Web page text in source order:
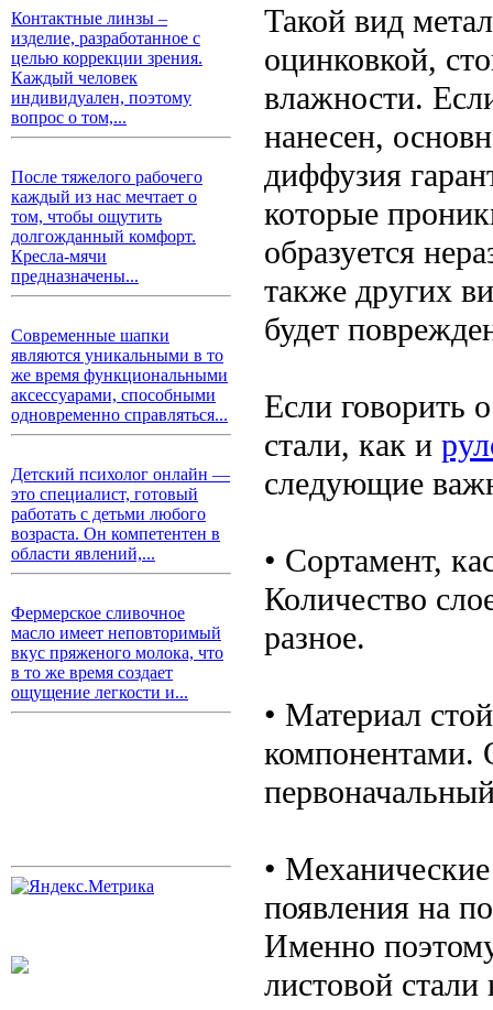
Контактные линзы –
изделие, разработанное с
целью коррекции зрения.
Каждый человек
индивидуален, поэтому
вопрос о том,...
После тяжелого рабочего
каждый из нас мечтает о
том, чтобы ощутить
долгожданный комфорт.
Кресла-мячи
предназначены...
Современные шапки
являются уникальными в то
же время функциональными
аксессуарами, способными
одновременно справляться...
Детский психолог онлайн —
это специалист, готовый
работать с детьми любого
возраста. Он компетентен в
области явлений,...
Фермерское сливочное
масло имеет неповторимый
вкус пряженого молока, что
в то же время создает
ощущение легкости и...
Такой вид
оцинковкой,
влажности.
нанесен,
диффузия
которые
образуется
также других
будет
Если говорить
стали, как и
следующие
• Сортамент,
Количество
разное.
• Материал
компонентами.
•
появления на
Именно
листовой